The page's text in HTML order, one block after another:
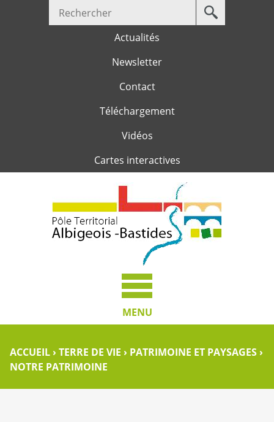
Jump to navigation
Votre
recherche
Actualités
Newsletter
Contact
Téléchargement
Vidéos
Cartes interactives
MENU
ACCUEIL ›TERRE DE VIE › PATRIMOINE ET PAYSAGES ›
NOTRE PATRIMOINE